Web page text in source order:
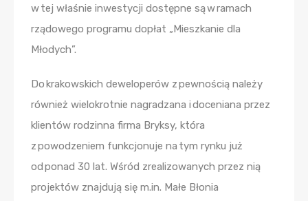
w tej właśnie inwestycji dostępne są w ramach
rządowego programu dopłat „Mieszkanie dla
Młodych”.
Do krakowskich deweloperów z pewnością należy
również wielokrotnie nagradzana i doceniana przez
klientów rodzinna firma Bryksy, która
z powodzeniem funkcjonuje na tym rynku już
od ponad 30 lat. Wśród zrealizowanych przez nią
projektów znajdują się m.in. Małe Błonia